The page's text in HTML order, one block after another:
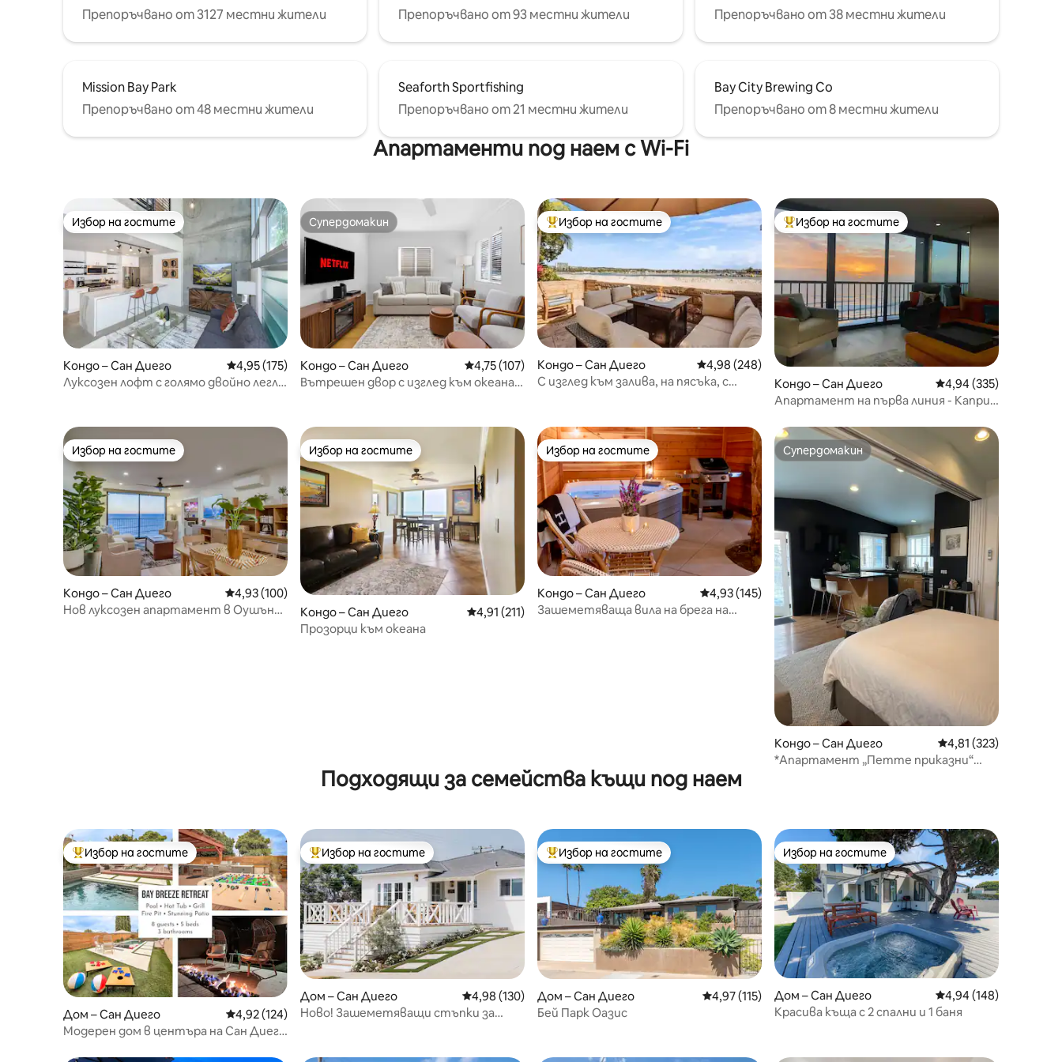
Препоръчвано от 3127 местни жители
Препоръчвано от 93 местни жители
Препоръчвано от 38 местни жители
Mission Bay Park
Препоръчвано от 48 местни жители
Seaforth Sportfishing
Препоръчвано от 21 местни жители
Bay City Brewing Co
Препоръчвано от 8 местни жители
Апартаменти под наем с Wi-Fi
Избор на гостите
Избор на гостите
Кондо – Сан Диего Средна оценка: 4,95 от 5, 175 отзива
4,95 (175)
Луксозен лофт с голямо двойно легло
Супердомакин
Супердомакин
Кондо – Сан Диего Средна оценка: 4,75 от 5, 107 отзива
4,75 (107)
Вътрешен двор с изглед към океана,
Най-популярен избор на гостите
Избор на гостите
Кондо – Сан Диего Средна оценка: 4,98 от 5, 248 отзива
4,98 (248)
С изглед към залива, на пясъка, с
Най-популярен избор на гостите
Избор на гостите
Кондо – Сан Диего Средна оценка: 4,94
4,94 (335)
Апартамент на първа линия - Капри
Избор на гостите
Избор на гостите
Кондо – Сан Диего Средна оценка: 4,93 от 5, 100 отзива
4,93 (100)
Нов луксозен апартамент в Оушън
Избор на гостите
Избор на гостите
Кондо – Сан Диего Средна оценка: 4,91 от 5, 211 отзива
4,91 (211)
Прозорци към океана
Избор на гостите
Избор на гостите
Кондо – Сан Диего Средна оценка: 4,93 от 5, 145 отзива
4,93 (145)
Зашеметяваща вила на брега на
Супердомакин
Супердомакин
Кондо – Сан Диего Средна оценка: 4,81
4,81 (323)
*Апартамент „Петте приказни“
Подходящи за семейства къщи под наем
Най-популярен избор на гостите
Избор на гостите
Дом – Сан Диего Средна оценка: 4,92 от 5, 124 отзива
4,92 (124)
Модерен дом в центъра на Сан Диего
Най-популярен избор на гостите
Избор на гостите
Дом – Сан Диего Средна оценка: 4,98 от 5, 130 отзива
4,98 (130)
Ново! Зашеметяващи стъпки за
Най-популярен избор на гостите
Избор на гостите
Дом – Сан Диего Средна оценка: 4,97 от 5, 115 отзива
4,97 (115)
Бей Парк Оазис
Избор на гостите
Избор на гостите
Дом – Сан Диего Средна оценка: 4,94
4,94 (148)
Красива къща с 2 спални и 1 баня